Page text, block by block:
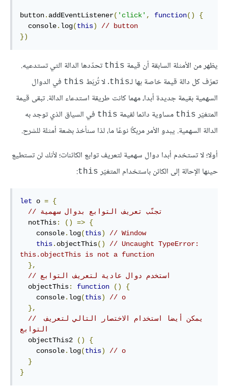
button. addEventListener( 'click' , function()
{
  console
. log(this)
// button
})
يظهر من الأمثلة السابقة أن قيمة this تحدّدها الدالة التي تستدعيه.
تعرّف كل دالة قيمة خاصة بها لـthis. لا تُربَط this في الدوال
السهمية بقيمة جديدة أبدا، مهما كانت طريقة استدعاء الدالة. تبقى قيمة
المتغيّر this مساوية دائما لقيمة this في السياق الذي توجد به
الدالة السهمية. يبدو الأمر مربكًا نوعًا ما، لذا سنأخذ بضعة أمثلة للشرح.
أولا؛ لا تستخدم أبدا دوال سهمية لتعريف توابع الكائنات؛ لأنك لن تستطيع
حينها الإحالة إلى الكائن باستخدام المتغيّر this
:
let o = {
//
notThis: () => {
console. log(this) // Window
this. objectThis() // Uncaught TypeError
this.objectThis is not a function
},
// استخدم دوال عادية لتعريف التوابع
objectThis: function ()
{
console. log(this) // o
},
//
التوابع
  objectThis2
()
{
console. log(this) // o
}
}